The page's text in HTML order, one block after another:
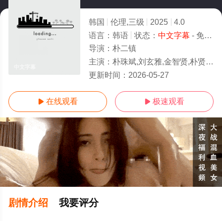
韩国 伦理,三级 2025
4.0
语言： 韩语 状态： 中文字幕 - 免费在线观看
导演： 朴二镇
主演： 朴珠斌,刘玄雅,金智贤,朴贤贞,闵道允,崔宇锡,尚宇,时宇
更新时间： 2026-05-27
 在线观看  极速观看
剧情介绍 我要评分